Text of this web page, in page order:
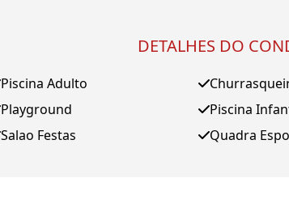
DETALHES DO
Piscina Adulto
Playground
Salao Festas
Piscina
Quadra